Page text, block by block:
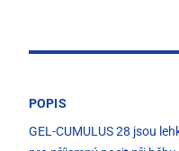
POPIS
GEL-CUMULUS 28 jsou